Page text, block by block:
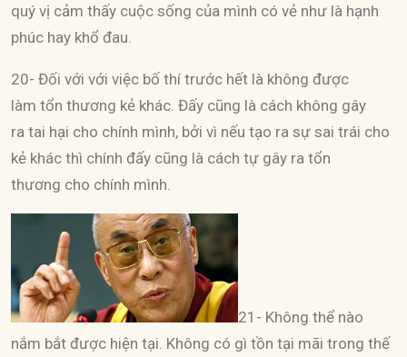
quý vị cảm thấy cuộc sống của mình có vẻ như là hạnh
phúc hay khổ đau.
20- Đối với với việc bố thí trước hết là không được
làm tổn thương kẻ khác. Đấy cũng là cách không gây
ra tai hại cho chính mình, bởi vì nếu tạo ra sự sai trái cho
kẻ khác thì chính đấy cũng là cách tự gây ra tổn
thương cho chính mình.
21- Không thể nào
nắm bắt được hiện tại. Không có gì tồn tại mãi trong thế